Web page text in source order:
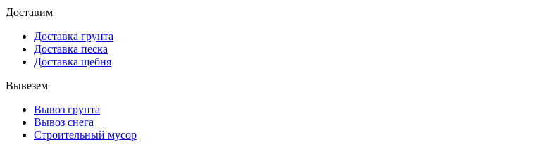
Доставим
Доставка грунта
Доставка песка
Доставка щебня
Вывезем
Вывоз грунта
Вывоз снега
Строительный мусор